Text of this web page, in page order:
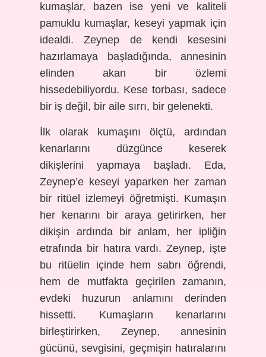
kumaşlar, bazen ise yeni ve kaliteli
pamuklu kumaşlar, keseyi yapmak için
idealdi. Zeynep de kendi kesesini
hazırlamaya başladığında, annesinin
elinden akan bir özlemi
hissedebiliyordu. Kese torbası, sadece
bir iş değil, bir aile sırrı, bir gelenekti.
İlk olarak kumaşını ölçtü, ardından
kenarlarını düzgünce keserek
dikişlerini yapmaya başladı. Eda,
Zeynep’e keseyi yaparken her zaman
bir ritüel izlemeyi öğretmişti. Kumaşın
her kenarını bir araya getirirken, her
dikişin ardında bir anlam, her ipliğin
etrafında bir hatıra vardı. Zeynep, işte
bu ritüelin içinde hem sabrı öğrendi,
hem de mutfakta geçirilen zamanın,
evdeki huzurun anlamını derinden
hissetti. Kumaşların kenarlarını
birleştirirken, Zeynep, annesinin
gücünü, sevgisini, geçmişin hatıralarını